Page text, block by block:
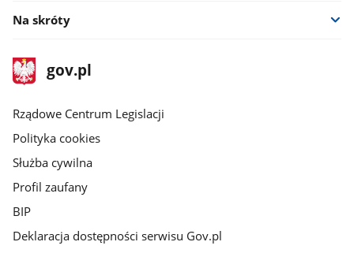
Na skróty
stopka
gov.plStrona
gov.pl
Rządowe Centrum Legislacji
Polityka cookies
Służba cywilna
Profil zaufany
BIP
Deklaracja dostępności serwisu Gov.pl